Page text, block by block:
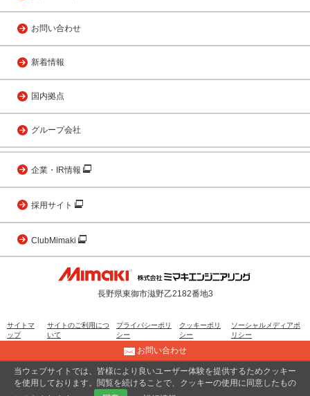
お問い合わせ
新着情報
国内拠点
グループ会社
企業・IR情報
採用サイト
ClubMimaki
長野県東御市滋野乙2182番地3
サイトマ
ップ
サイトのご利用につ
いて
プライバシーポリ
シー
クッキーポリ
シー
ソーシャルメディアポ
リシー
© 2001 MIMAKI ENGINEERING CO., LTD.
お問い合わせ
当ウェブサイトでは、皆様により良いユーザー体験を提供するためクッキー
を使用しております。閲覧を続けることで、クッキーの使用に同意したもの